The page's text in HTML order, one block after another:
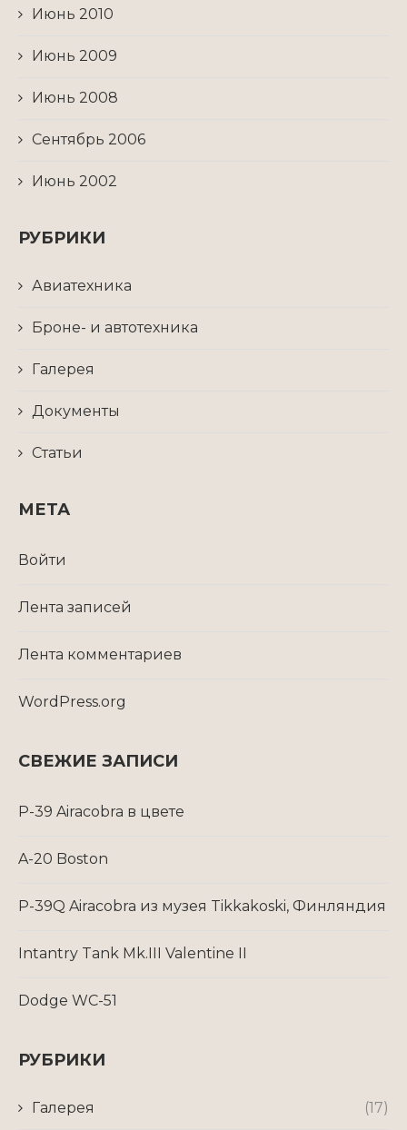
Июнь 2010
Июнь 2009
Июнь 2008
Сентябрь 2006
Июнь 2002
РУБРИКИ
Авиатехника
Броне- и автотехника
Галерея
Документы
Статьи
МЕТА
Войти
Лента записей
Лента комментариев
WordPress.org
СВЕЖИЕ ЗАПИСИ
P-39 Airacobra в цвете
A-20 Boston
P-39Q Airacobra из музея Tikkakoski, Финляндия
Intantry Tank Mk.III Valentine II
Dodge WC-51
РУБРИКИ
Галерея (17)